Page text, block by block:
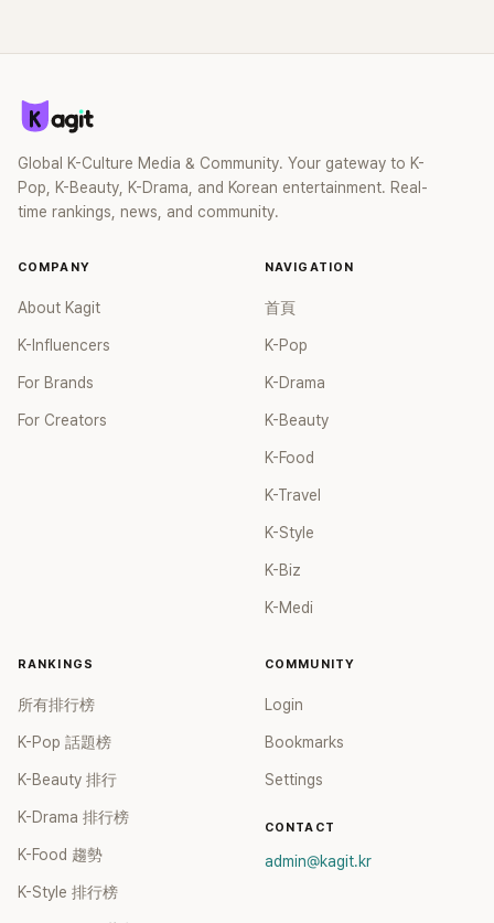
Global K-Culture Media & Community. Your gateway to K-
Pop, K-Beauty, K-Drama, and Korean entertainment. Real-
time rankings, news, and community.
COMPANY
About Kagit
K-Influencers
For Brands
For Creators
NAVIGATION
首頁
K-Pop
K-Drama
K-Beauty
K-Food
K-Travel
K-Style
K-Biz
K-Medi
RANKINGS
所有排行榜
K-Pop 話題榜
K-Beauty 排行
K-Drama 排行榜
K-Food 趨勢
K-Style 排行榜
COMMUNITY
Login
Bookmarks
Settings
CONTACT
admin@kagit.kr